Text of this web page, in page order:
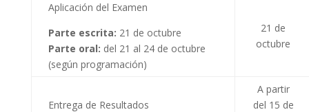
Aplicación del Examen
Parte escrita: 21 de octubre
Parte oral: del 21 al 24 de octubre
(según programación)
21 de
octubre
Entrega de Resultados
A partir
del 15 de